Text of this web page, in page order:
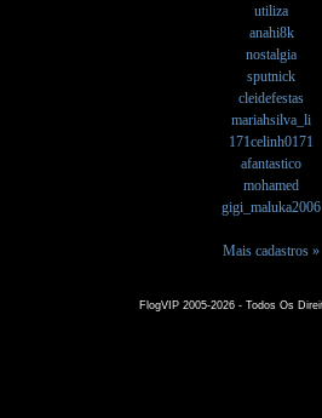
utiliza
anahi8k
nostalgia
sputnick
cleidefestas
mariahsilva_li
171celinh0171
afantastico
mohamed
gigi_maluka2006
Mais cadastros »
FlogVIP 2005-2026 - Todos Os